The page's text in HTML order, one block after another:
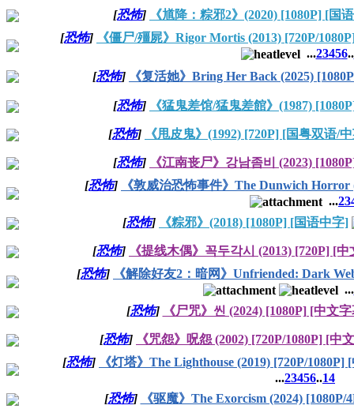
[恐怖]
《馗降：粽邪2》(2020) [1080P] [国
[恐怖]
《僵尸/殭屍》Rigor Mortis (2013) [720P/
...23456..
[恐怖] 《复活她》Bring Her Back (2025)
[恐怖] 《猛鬼差馆/猛鬼差館》(1987)
[恐怖] 《甩皮鬼》(1992) [720P] [国粤双语/
[恐怖]
《江南丧尸》강남좀비 (2023)
[恐怖]
《敦威治恐怖事件》The Dunwich Horror
...23
[恐怖] 《粽邪》(2018) [1080P] [国语中字]
[恐怖]
《提线木偶》꼭두각시 (2013) [720P] [
[恐怖]
《解除好友2：暗网》Unfriended: Dark
...
[恐怖] 《尸咒》씬 (2024) [1080P] [中文
[恐怖]
《咒怨》呪怨 (2002) [720P/1080P] [中
[恐怖]
《灯塔》The Lighthouse (2019) [720P/1080P]
...23456..14
[恐怖]
《驱魔》The Exorcism (2024)